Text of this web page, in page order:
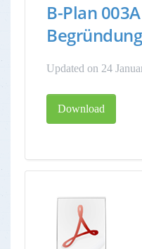
B-Plan
Begründung
Updated on 24
Download